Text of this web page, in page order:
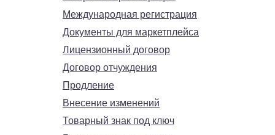
Международная регистрация
Документы для маркетплейса
Лицензионный договор
Договор отчуждения
Продление
Внесение изменений
Товарный знак под ключ